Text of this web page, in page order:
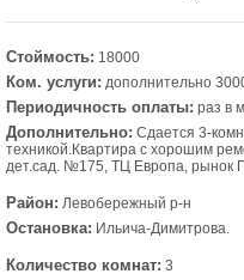
Стоймость: 18000
Ком. услуги: дополнительно
Периодичность оплаты: раз в
Дополнительно: Сдается 3-
техникой.Квартира с хорошим
дет.сад. №175, ТЦ Европа, рынок
Район: Левобережный р-н
Остановка: Ильича-Димитрова.
Количество комнат: 3